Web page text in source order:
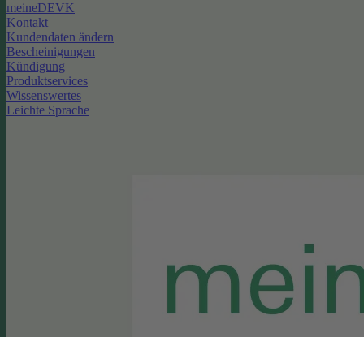
meineDEVK
Kontakt
Kundendaten ändern
Bescheinigungen
Kündigung
Produktservices
Wissenswertes
Leichte Sprache